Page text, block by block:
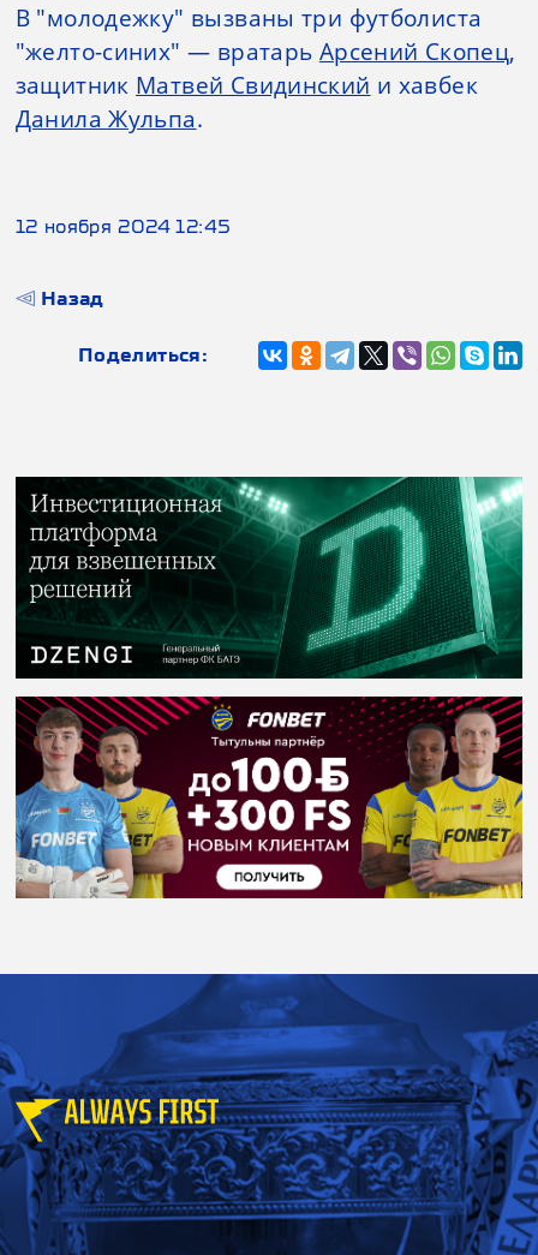
В "молодежку" вызваны три футболиста
"желто-синих" — вратарь Арсений Скопец,
защитник Матвей Свидинский и хавбек
Данила Жульпа.
12 ноября 2024 12:45
Назад
Поделиться: